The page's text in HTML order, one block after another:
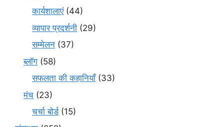
कार्यशालाएं(44)
व्यापार प्रदर्शनी (29)
सम्मेलन (37)
ब्लॉग (58)
सफलता की कहानियाँ(33)
मंच (23)
चर्चा बोर्ड(15)